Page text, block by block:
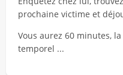
prochaine victime et
Vous aurez 60 minutes,
temporel ...